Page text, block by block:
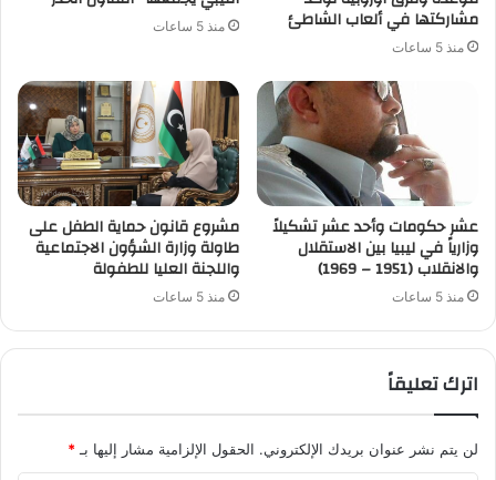
مشاركتها في ألعاب الشاطئ
منذ 5 ساعات
منذ 5 ساعات
عشر حكومات وأحد عشر تشكيلاً
وزارياً في ليبيا بين الاستقلال
والانقلاب (1951 – 1969)
منذ 5 ساعات
مشروع قانون حماية الطفل على
طاولة وزارة الشؤون الاجتماعية
واللجنة العليا للطفولة
منذ 5 ساعات
اترك تعليقاً
لن يتم نشر عنوان بريدك الإلكتروني. الحقول الإلزامية مشار إليها بـ*